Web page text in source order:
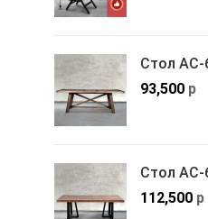
Стол АС-
93,500 р
Стол АС-
112,500 р